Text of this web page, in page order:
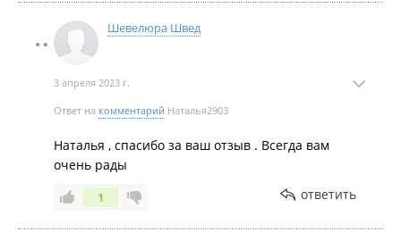
Шевелюра Швед
3 апреля 2023 г.
Ответ на комментарий Наталья2903
Наталья , спасибо за ваш отзыв . Всегда вам
очень рады
1 ответить